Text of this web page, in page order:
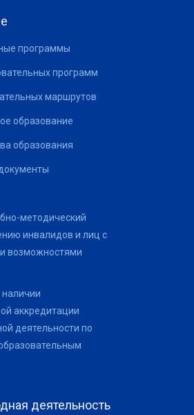
программы
программ
маршрутов
образование
образования
методический
инвалидов и лиц с
возможностями
аккредитации
деятельности по
деятельность